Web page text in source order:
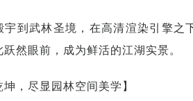
宇到武林圣境，在高清渲染引擎
然眼前，成为鲜活的江湖实景。
坤，尽显园林空间美学】